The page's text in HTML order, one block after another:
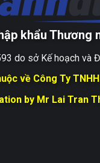
khẩu Thương
do sở Kế hoạch và
về Công Ty
by Mr Lai Tran